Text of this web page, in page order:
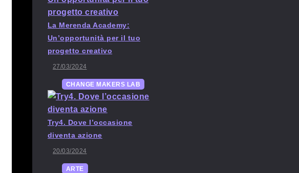
La Merenda Academy:
Un’opportunità per il tuo
progetto creativo
27/03/2024
CHANGE MAKERS LAB
Try4. Dove l’occasione
diventa azione
20/03/2024
ARTE